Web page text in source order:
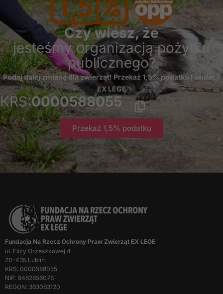
Czy wiesz, że
jesteśmy organizacją pożytku
publicznego?
Podaj dalej zmianę dla zwierząt! Przekaż 1,5% podatku Fundacji
EX LEGE
KRS:0000588055
Przekaż 1,5% podatku
Fundacja Na Rzecz Ochrony Praw Zwierząt EX LEGE
ul. Elizy Orzeszkowej 4
20-435 Lublin
KRS: 0000588055
NIP: 9462656076
REGON: 363063120